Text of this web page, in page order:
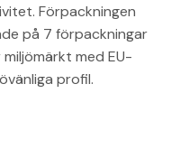
Förpackningen
på 7 förpackningar
med EU-
profil.